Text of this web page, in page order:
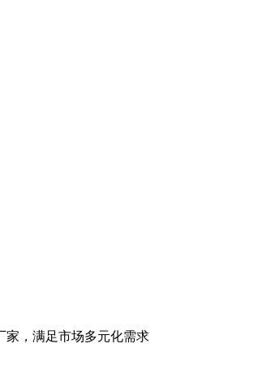
家，满足市场多元化需求